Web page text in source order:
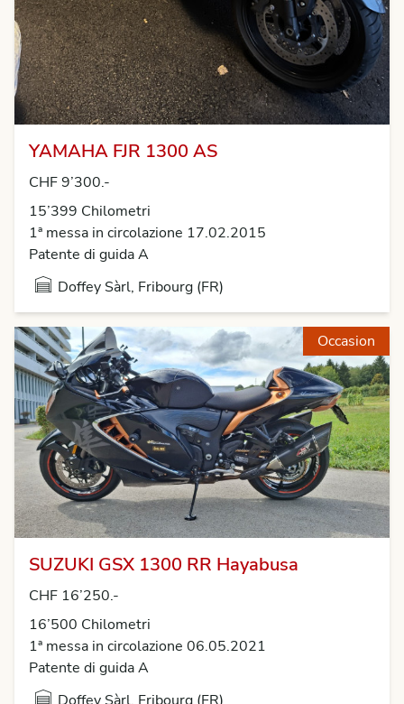
YAMAHA FJR 1300 AS
CHF 9’300.-
15’399 Chilometri
1ª messa in circolazione 17.02.2015
Patente di guida A
Doffey Sàrl, Fribourg (FR)
Occasion
SUZUKI GSX 1300 RR Hayabusa
CHF 16’250.-
16’500 Chilometri
1ª messa in circolazione 06.05.2021
Patente di guida A